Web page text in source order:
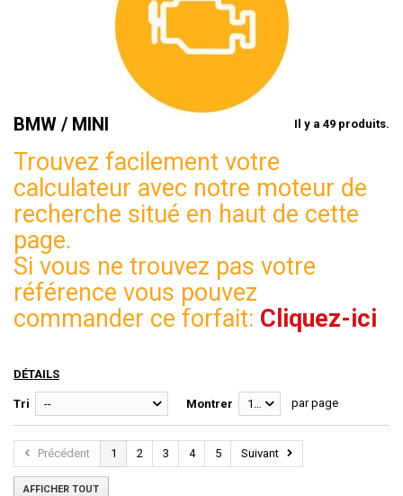
BMW / MINI Il y a 49 produits.
Trouvez facilement votre
calculateur avec notre moteur de
recherche situé en haut de cette
page.
Si vous ne trouvez pas votre
référence vous pouvez
commander ce forfait: Cliquez-ici
DÉTAILS
Tri -- Montrer 12 par page
Précédent 1 2 3 4 5 Suivant
AFFICHER TOUT